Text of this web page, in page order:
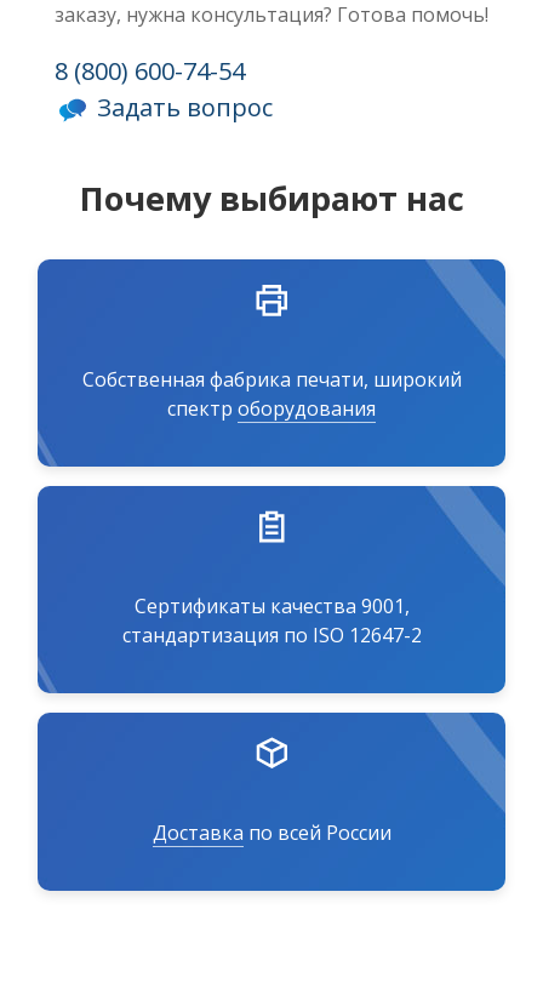
заказу, нужна консультация? Готова помочь!
8 (800) 600-74-54
Задать вопрос
Почему выбирают нас
Собственная фабрика печати, широкий
спектр оборудования
Сертификаты качества 9001,
стандартизация по ISO 12647-2
Доставка по всей России